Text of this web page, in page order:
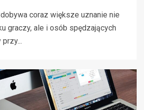
coraz większe uznanie nie
graczy, ale i osób spędzających
przy...